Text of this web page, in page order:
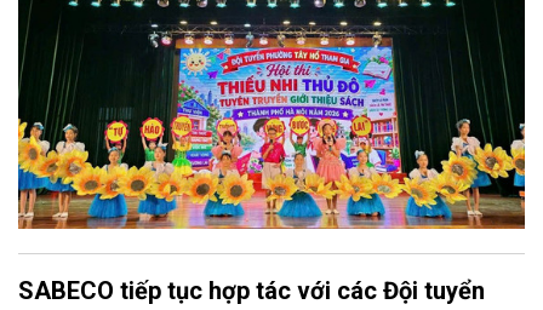
SABECO tiếp tục hợp tác với các Đội tuyển